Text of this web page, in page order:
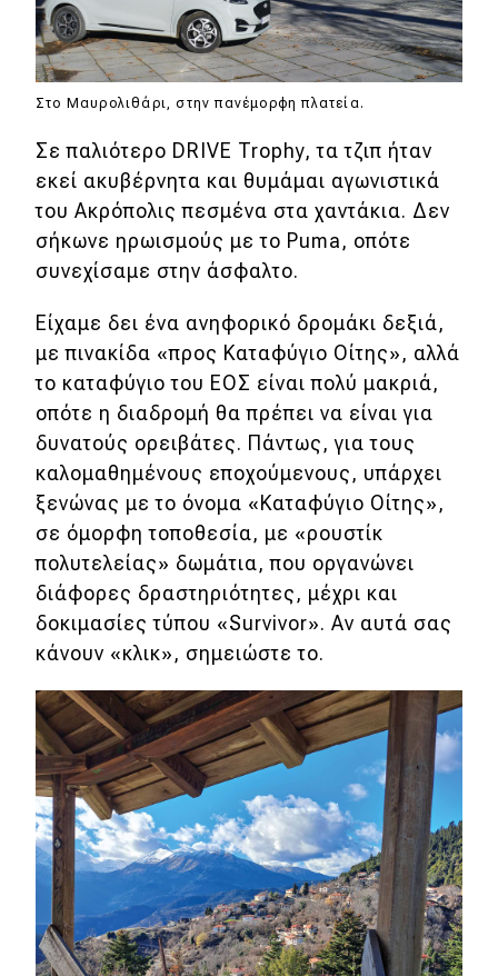
Στο Μαυρολιθάρι, στην πανέμορφη πλατεία.
Σε παλιότερο DRIVE Trophy, τα τζιπ ήταν
εκεί ακυβέρνητα και θυμάμαι αγωνιστικά
του Ακρόπολις πεσμένα στα χαντάκια. Δεν
σήκωνε ηρωισμούς με το Puma, οπότε
συνεχίσαμε στην άσφαλτο.
Είχαμε δει ένα ανηφορικό δρομάκι δεξιά,
με πινακίδα «προς Καταφύγιο Οίτης», αλλά
το καταφύγιο του ΕΟΣ είναι πολύ μακριά,
οπότε η διαδρομή θα πρέπει να είναι για
δυνατούς ορειβάτες. Πάντως, για τους
καλομαθημένους εποχούμενους, υπάρχει
ξενώνας με το όνομα «Καταφύγιο Οίτης»,
σε όμορφη τοποθεσία, με «ρουστίκ
πολυτελείας» δωμάτια, που οργανώνει
διάφορες δραστηριότητες, μέχρι και
δοκιμασίες τύπου «Survivor». Αν αυτά σας
κάνουν «κλικ», σημειώστε το.